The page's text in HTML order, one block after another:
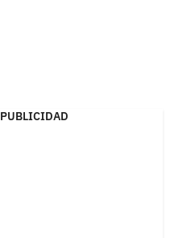
PUBLICIDAD